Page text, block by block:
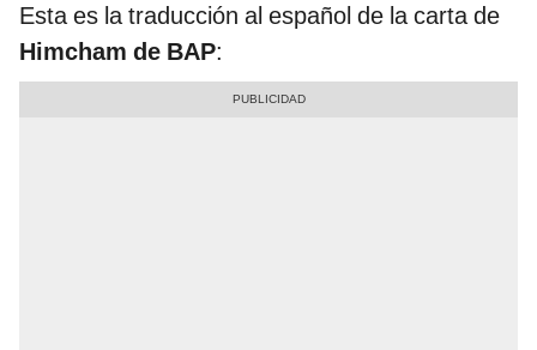
Esta es la traducción al español de la carta de
Himcham de BAP: